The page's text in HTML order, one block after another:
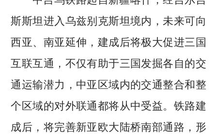
斯斯坦进入乌兹别克斯坦境内，未来可向
西亚、南亚延伸，建成后将极大促进三国
互联互通，不仅有助于三国发掘各自的交
通运输潜力，中亚区域内的交通整合和整
个区域的对外联通都将从中受益。铁路建
成后，将完善新亚欧大陆桥南部通路，形